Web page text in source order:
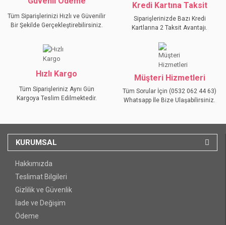
Tüm Siparişlerinizi Hızlı ve Güvenilir
Bir Şekilde Gerçekleştirebilirsiniz.
Kredi Kartına Taksit
Siparişlerinizde Bazı Kredi
Kartlarına 2 Taksit Avantajı.
Hızlı Kargo
Tüm Siparişleriniz Aynı Gün
Kargoya Teslim Edilmektedir.
Müşteri Hizmetleri
Tüm Sorular İçin (0532 062 44 63)
Whatsapp İle Bize Ulaşabilirsiniz.
KURUMSAL
Hakkımızda
Teslimat Bilgileri
Gizlilik ve Güvenlik
İade ve Değişim
Ödeme